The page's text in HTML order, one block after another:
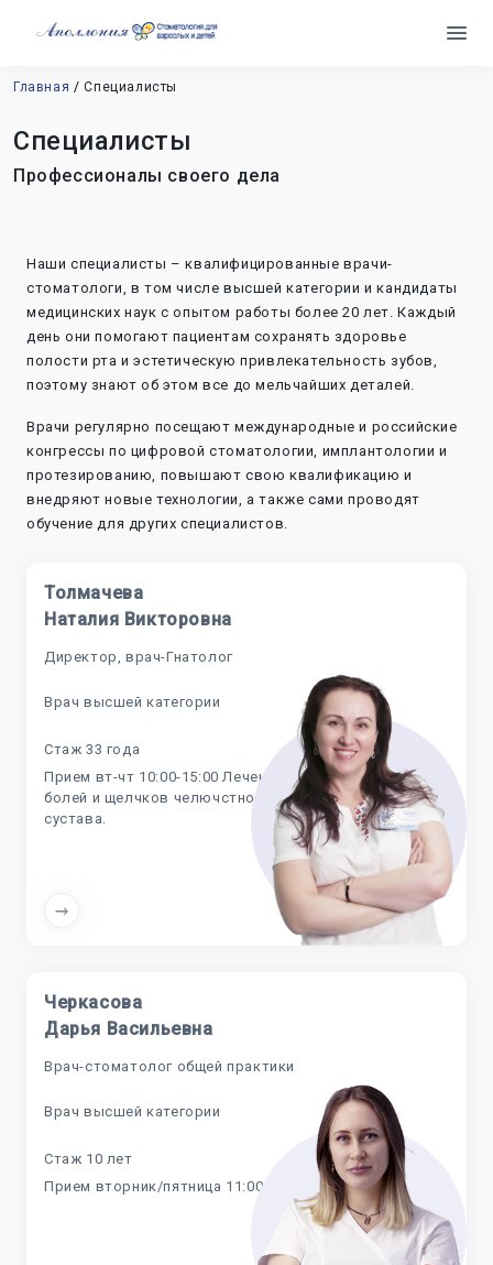
Главная Специалисты
Специалисты
Профессионалы своего дела
Наши специалисты – квалифицированные врачи-
стоматологи, в том числе высшей категории и кандидаты
медицинских наук с опытом работы более 20 лет. Каждый
день они помогают пациентам сохранять здоровье
полости рта и эстетическую привлекательность зубов,
поэтому знают об этом все до мельчайших деталей.
Врачи регулярно посещают международные и российские
конгрессы по цифровой стоматологии, имплантологии и
протезированию, повышают свою квалификацию и
внедряют новые технологии, а также сами проводят
обучение для других специалистов.
Толмачева
Наталия Викторовна
Директор, врач-Гнатолог
Врач высшей категории
Стаж 33 года
Прием вт-чт 10:00-15:00 Лечение
болей и щелчков челючстного
сустава.
Черкасова
Дарья Васильевна
Врач-стоматолог общей практики
Врач высшей категории
Стаж 10 лет
Прием вторник/пятница 11:00-17:00